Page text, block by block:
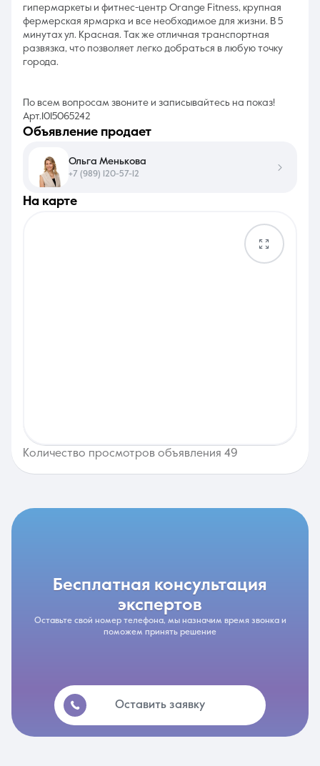
гипермаркеты и фитнес-центр Orange Fitness, крупная
фермерская ярмарка и все необходимое для жизни. В 5
минутах ул. Красная. Так же отличная транспортная
развязка, что позволяет легко добраться в любую точку
города.
По всем вопросам звоните и записывайтесь на показ!
Арт.1015065242
на карте
Количество просмотров объявления 49
объявление продает
Ольга Менькова
+7 (989) 120-57-12
бесплатная консультация
экспертов
Оставьте свой номер телефона, мы назначим время звонка и
поможем принять решение
Оставить заявку